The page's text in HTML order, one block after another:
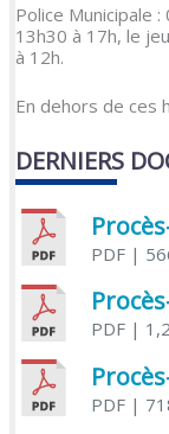
Police Municipale
13h30 à 17h, le
à 12h.
En dehors de ces
DERNIERS
PDF|
PDF|
PDF|